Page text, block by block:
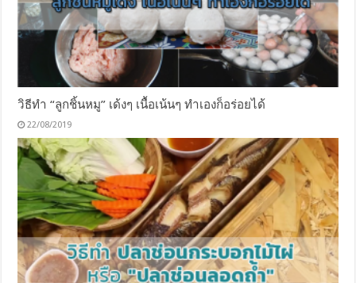
วิธีทำ “ลูกชิ้นหมู” เด้งๆ เนื้อเน้นๆ ทำเองก็อร่อยได้
22/08/2019